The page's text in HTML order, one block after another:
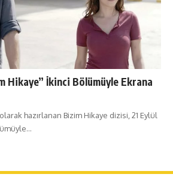
Hikaye” İkinci Bölümüyle Ekrana
hazırlanan Bizim Hikaye dizisi, 21 Eylül